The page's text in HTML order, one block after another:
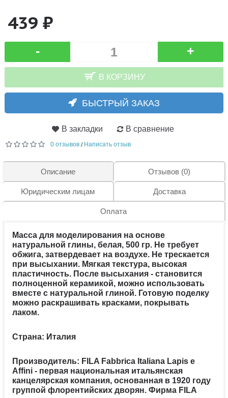
439 ₽
- +
В КОРЗИНУ
БЫСТРЫЙ ЗАКАЗ
В закладки В сравнение
0 отзывов / Написать отзыв
Описание Отзывов (0)
Юридическим лицам Доставка
Оплата
Масса для моделирования на основе
натуральной глины, белая, 500 гр. Не требует
обжига, затвердевает на воздухе. Не трескается
при высыхании. Мягкая текстура, высокая
пластичность. После высыхания - становится
полноценной керамикой, можно использовать
вместе с натуральной глиной. Готовую поделку
можно раскрашивать красками, покрывать
лаком.
Страна: Италия
Производитель: FILA Fabbrica Italiana Lapis e
Affini - первая национальная итальянская
канцелярская компания, основанная в 1920 году
группой флорентийских дворян. Фирма FILA